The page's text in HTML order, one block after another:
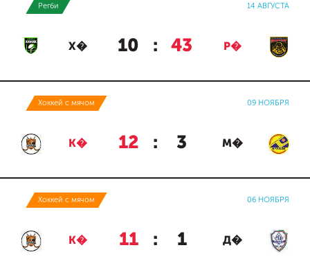
Регби 14 АВГУСТА
Х� 10 : 43 Р�
Хоккей с мячом 09 НОЯБРЯ
К� 12 : 3 М�
Хоккей с мячом 06 НОЯБРЯ
К� 11 : 1 Д�